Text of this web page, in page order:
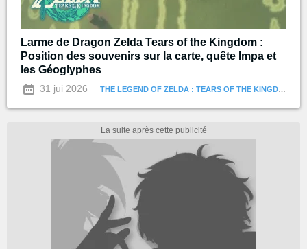
Larme de Dragon Zelda Tears of the Kingdom :
Position des souvenirs sur la carte, quête Impa et
les Géoglyphes
31 jui 2026 THE LEGEND OF ZELDA : TEARS OF THE KINGDOM